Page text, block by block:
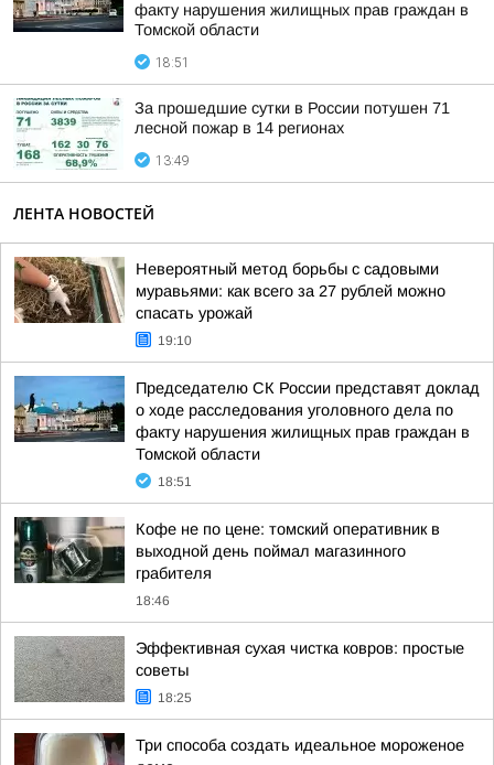
факту нарушения жилищных прав граждан в
Томской области
18:51
За прошедшие сутки в России потушен 71
лесной пожар в 14 регионах
13:49
ЛЕНТА НОВОСТЕЙ
Невероятный метод борьбы с садовыми
муравьями: как всего за 27 рублей можно
спасать урожай
19:10
Председателю СК России представят доклад
о ходе расследования уголовного дела по
факту нарушения жилищных прав граждан в
Томской области
18:51
Кофе не по цене: томский оперативник в
выходной день поймал магазинного
грабителя
18:46
Эффективная сухая чистка ковров: простые
советы
18:25
Три способа создать идеальное мороженое